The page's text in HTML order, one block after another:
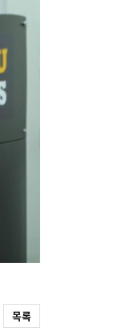
목록